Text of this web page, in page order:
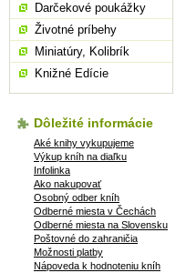
Darčekové poukážky
Životné príbehy
Miniatúry, Kolibrík
Knižné Edície
Dôležité informácie
Aké knihy vykupujeme
Výkup kníh na diaľku
Infolinka
Ako nakupovať
Osobný odber kníh
Odberné miesta v Čechách
Odberné miesta na Slovensku
Poštovné do zahraničia
Možnosti platby
Nápoveda k hodnoteniu kníh